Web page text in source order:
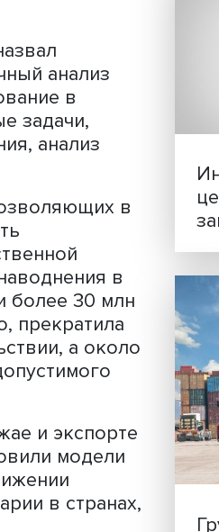
новых тем
в научной
работу как
его
Нобелевской
талантливых
назвал
анализ
в
задачи,
изучения, анализ